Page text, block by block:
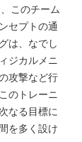
このチーム
セプトの通
は、なでし
ジカルメニ
攻撃など行
のトレーニ
なる目標に
を多く設け